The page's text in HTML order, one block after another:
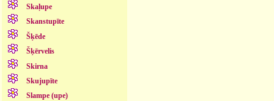
Skaļupe
Skanstupīte
Šķēde
Šķērvelis
Skirna
Skujupīte
Slampe (upe)